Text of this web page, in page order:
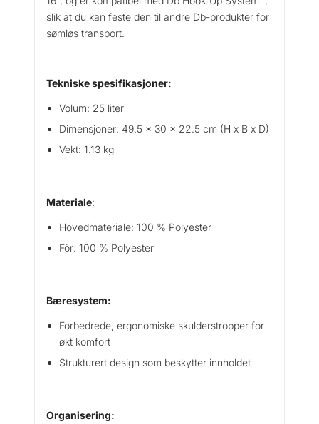
slik at du kan feste den til andre Db-produkter for
sømløs transport.
Tekniske spesifikasjoner:
Volum: 25 liter
Dimensjoner: 49.5 x 30 x 22.5 cm (H x B x D)
Vekt: 1.13 kg
Materiale:
Hovedmateriale: 100 % Polyester
Fôr: 100 % Polyester
Bæresystem:
Forbedrede, ergonomiske skulderstropper for
økt komfort
Strukturert design som beskytter innholdet
Organisering: